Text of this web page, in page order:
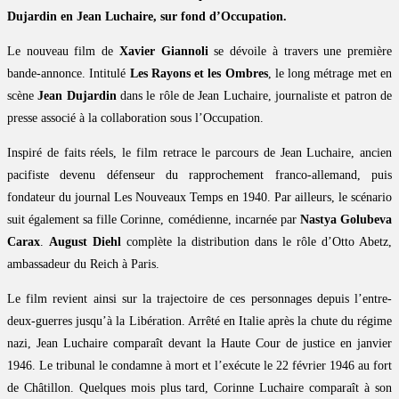
Dujardin en Jean Luchaire, sur fond d’Occupation.
Le nouveau film de Xavier Giannolise dévoile à travers une première
bande-annonce. Intitulé Les Rayons et les Ombres, le long métrage met en
scèneJean Dujardindans le rôle de Jean Luchaire, journaliste et patron de
presse associé à la collaboration sous l’Occupation.
Inspiré de faits réels, le film retrace le parcours de Jean Luchaire, ancien
pacifiste devenu défenseur du rapprochement franco-allemand, puis
fondateur du journal Les Nouveaux Temps en 1940. Par ailleurs, le scénario
suit également sa fille Corinne, comédienne, incarnée par Nastya Golubeva
Carax. August Diehl complète la distribution dans le rôle d’Otto Abetz,
ambassadeur du Reich à Paris.
Le film revient ainsi sur la trajectoire de ces personnages depuis l’entre-
deux-guerres jusqu’à la Libération. Arrêté en Italie après la chute du régime
nazi, Jean Luchaire comparaît devant la Haute Cour de justice en janvier
1946. Le tribunal le condamne à mort et l’exécute le 22 février 1946 au fort
de Châtillon. Quelques mois plus tard, Corinne Luchaire comparaît à son